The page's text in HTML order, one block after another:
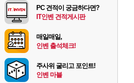
PC 견적이 궁금하다면?
IT인벤 견적게시판
매일매일,
인벤 출석체크!
주사위 굴리고 포인트!
인벤 마블